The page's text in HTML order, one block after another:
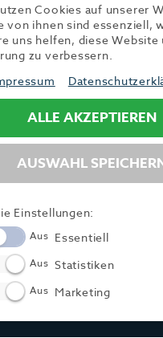
TRENDYONE
+49 (0) 821 / 99 82 34 41
Impressum
Dasing und Hamburg @ zwetschke.de
Cookies auf unserer
von ihnen sind essenziell,
uns helfen, diese Website
zu verbessern.
ALLE AKZEPTIEREN
AUSWAHL
Einstellungen:
Aus Essentiell
Aus Statistiken
Aus Marketing